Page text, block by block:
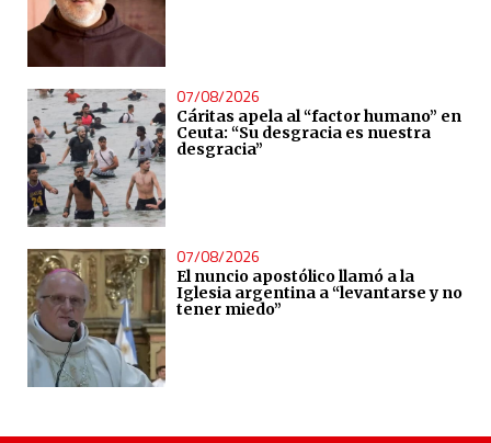
07/08/2026
Cáritas apela al “factor humano” en
Ceuta: “Su desgracia es nuestra
desgracia”
07/08/2026
El nuncio apostólico llamó a la
Iglesia argentina a “levantarse y no
tener miedo”